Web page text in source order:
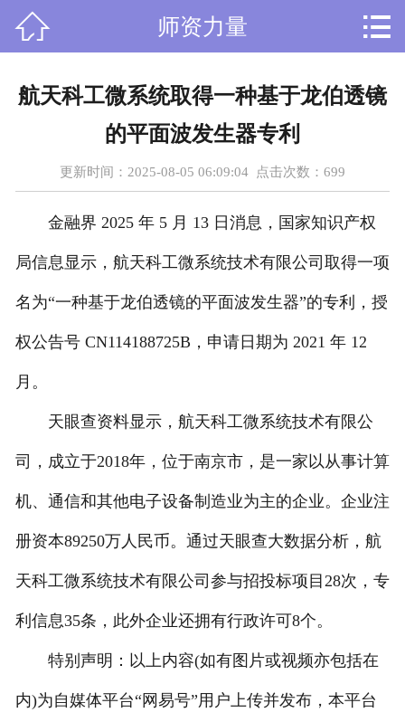
课程设置
新闻资讯
师资力量
在线留言
人才招聘
荣誉资质
 师资力量 
航天科工微系统取得一种基于龙伯透镜
的平面波发生器专利
更新时间：2025-08-05 06:09:04 点击次数： 699
金融界 2025 年 5 月 13 日消息，国家知识产权
局信息显示，航天科工微系统技术有限公司取得一项
名为“一种基于龙伯透镜的平面波发生器”的专利，授
权公告号 CN114188725B，申请日期为 2021 年 12
月。
天眼查资料显示，航天科工微系统技术有限公
司，成立于2018年，位于南京市，是一家以从事计算
机、通信和其他电子设备制造业为主的企业。企业注
册资本89250万人民币。通过天眼查大数据分析，航
天科工微系统技术有限公司参与招投标项目28次，专
利信息35条，此外企业还拥有行政许可8个。
特别声明：以上内容(如有图片或视频亦包括在
内)为自媒体平台“网易号”用户上传并发布，本平台